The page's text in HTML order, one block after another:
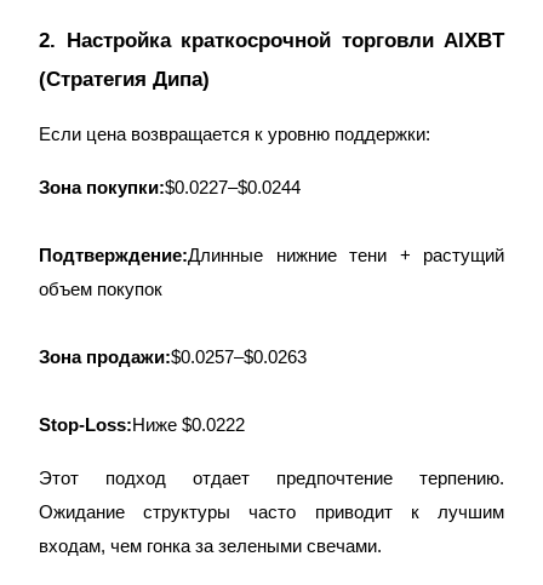
Кредиты
Сервис заимствований, обеспеченных криптовалютой
Получите долгосрочную прибыль и гибкие проценты
2. Настройка краткосрочной торговли AIXBT
(Стратегия Дипа)
Если цена возвращается к уровню поддержки:
Зона покупки:$0.0227–$0.0244
Подтверждение:Длинные нижние тени + растущий
объем покупок
Зона продажи:$0.0257–$0.0263
Stop-Loss:Ниже $0.0222
Этот подход отдает предпочтение терпению.
Ожидание структуры часто приводит к лучшим
входам, чем гонка за зелеными свечами.